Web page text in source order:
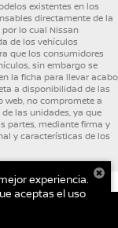
existentes en los
directamente de la
lo cual Nissan
de los vehículos
que los consumidores
sin embargo se
la ficha para llevar acabo
a disponibilidad de las
web, no compromete a
las unidades, ya que
partes, mediante firma y
y características de los
experiencia.
aceptas el uso